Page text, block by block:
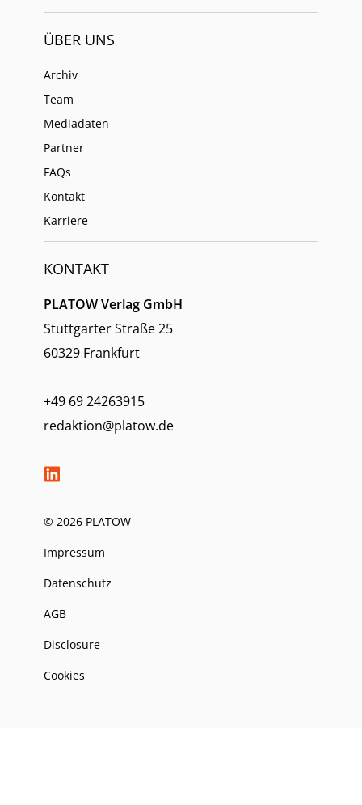
ÜBER UNS
Archiv
Team
Mediadaten
Partner
FAQs
Kontakt
Karriere
KONTAKT
PLATOW Verlag GmbH
Stuttgarter Straße 25
60329 Frankfurt
+49 69 24263915
redaktion@platow.de
© 2026 PLATOW
Impressum
Datenschutz
AGB
Disclosure
Cookies